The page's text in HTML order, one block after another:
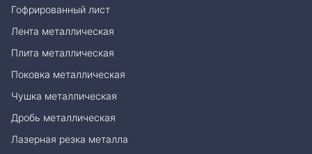
Гофрированный лист
Лента металлическая
Плита металлическая
Поковка металлическая
Чушка металлическая
Дробь металлическая
Лазерная резка металла